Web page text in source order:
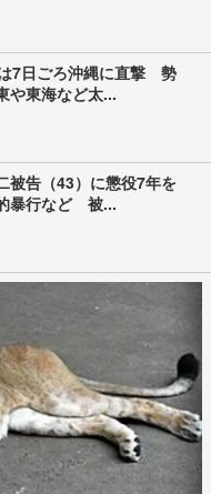
7日ごろ沖縄に直撃 勢
東海など太...
被告（43）に懲役7年を
暴行など 被...